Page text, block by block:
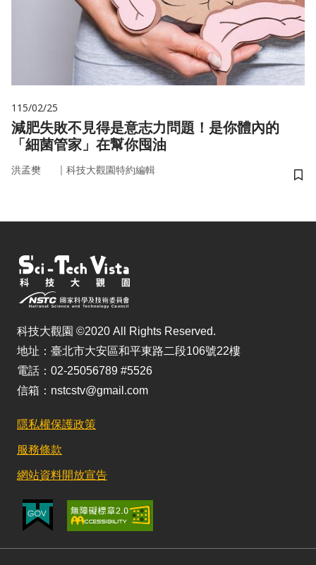
115/02/25
減肥失敗不見得是意志力問題！是你體內的
「細菌管家」在幫你囤油
洪孟樊 ｜ 科技大觀園特約編輯
儲
科技大觀園 ©2020 All Rights Reserved.
地址：臺北市大安區和平東路二段106號22樓
電話：02-25056789 #5526
信箱：nstcstv@gmail.com
隱私權保護政策
服務條款
網站資料開放宣告